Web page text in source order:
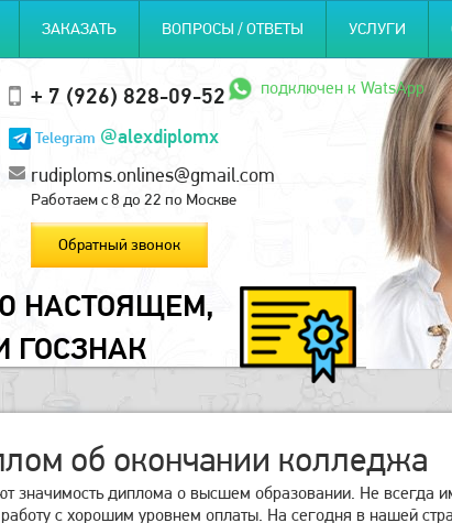
ЗАКАЗАТЬ ВОПРОСЫ / ОТВЕТЫ УСЛУГИ
+ 7 (926) 828-09-52 подключен к WatsApp
Telegram @alexdiplomx
rudiploms.onlines@gmail.com
Работаем с 8 до 22 по Москве
Обратный звонок
НАСТОЯЩЕМ,
ГОСЗНАК
об окончании колледжа
значимость диплома о высшем образовании. Не всегда
с хорошим уровнем оплаты. На сегодня в нашей